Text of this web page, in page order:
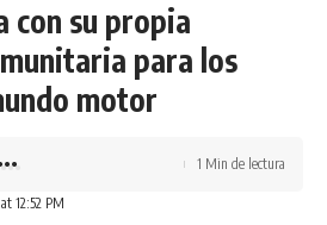
con su propia
para los
motor
12:52 PM
1 Min de lectura